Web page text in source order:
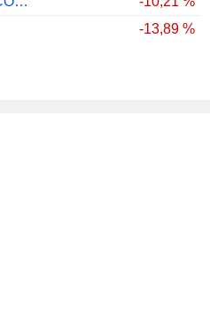
-13,89 %